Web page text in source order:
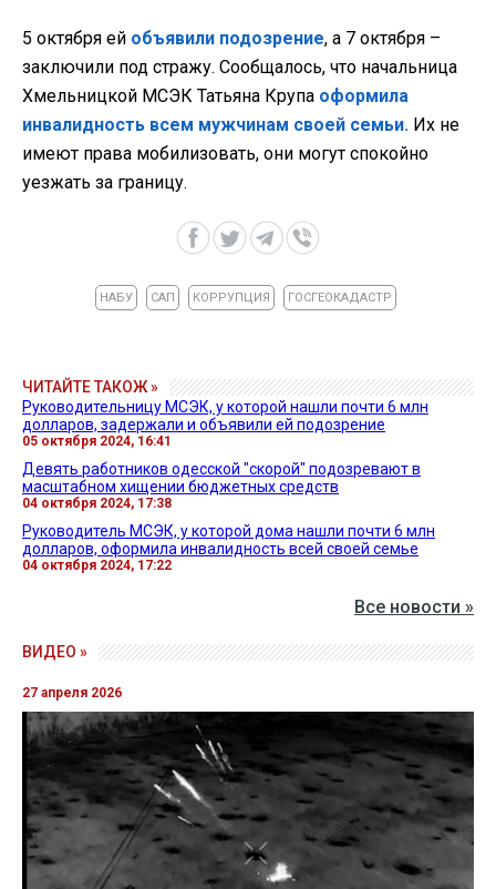
5 октября ей объявили подозрение, а 7 октября –
заключили под стражу. Сообщалось, что начальница
Хмельницкой МСЭК Татьяна Крупа оформила
инвалидность всем мужчинам своей семьи. Их не
имеют права мобилизовать, они могут спокойно
уезжать за границу.
НАБУ САП КОРРУПЦИЯ ГОСГЕОКАДАСТР
ЧИТАЙТЕ ТАКОЖ »
Руководительницу МСЭК, у которой нашли почти 6 млн
долларов, задержали и объявили ей подозрение
05 октября 2024, 16:41
Девять работников одесской "скорой" подозревают в
масштабном хищении бюджетных средств
04 октября 2024, 17:38
Руководитель МСЭК, у которой дома нашли почти 6 млн
долларов, оформила инвалидность всей своей семье
04 октября 2024, 17:22
Все новости »
ВИДЕО »
27 апреля 2026